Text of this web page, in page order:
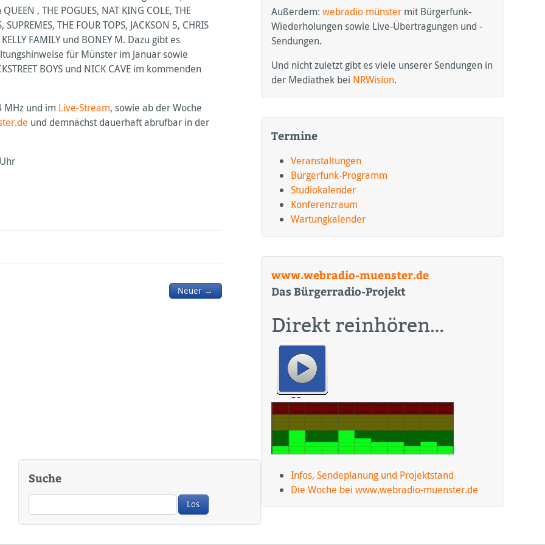
QUEEN , THE POGUES, NAT KING COLE, THE
, SUPREMES, THE FOURTOPS, JACKSON 5, CHRIS
KELLY FAMILYund BONEYM. Dazu gibt es
für Münster im Januar sowie
BOYS und NICK CAVE im kommenden
und im Live-Stream, sowie ab der Woche
und demnächst dauerhaft abrufbar in der
Neuer →
Außerdem:webradio münster mit Bürgerfunk-
Wiederholungen sowie Live-Übertragungen und -
Sendungen.
Und nicht zuletzt gibt es viele unserer Sendungen in
der Mediathek bei NRWision.
Termine
Veranstaltungen
Bürgerfunk-Programm
Studiokalender
Konferenzraum
Wartungkalender
www.webradio-muenster.de
Das Bürgerradio-Projekt
Direkt reinhören…
Infos, Sendeplanung und Projektstand
Die Woche bei www.webradio-muenster.de
Suche